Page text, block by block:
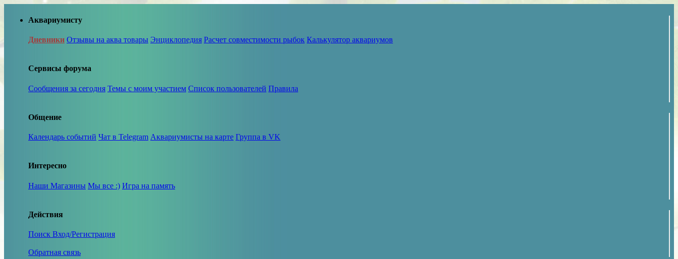
Аквариумисту
Дневники Отзывы на аква товары Энциклопедия Расчет совместимости рыбок Калькулятор аквариумов
Сервисы форума
Сообщения за сегодня Темы с моим участием Список пользователей Правила
Общение
Календарь событий Чат в Telegram Аквариумисты на карте Группа в VK
Интересно
Наши Магазины Мы все :) Игра на память
Действия
Поиск Вход/Регистрация
Обратная связь